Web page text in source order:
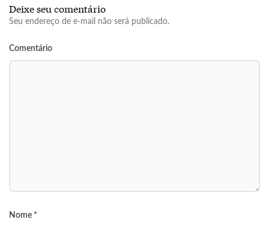
Deixe seu comentário
Seu endereço de e-mail não será publicado.
Comentário
Nome *